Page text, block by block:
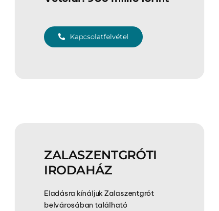
Kapcsolatfelvétel
ZALASZENTGRÓTI
IRODAHÁZ
Eladásra kínáljuk Zalaszentgrót
belvárosában található